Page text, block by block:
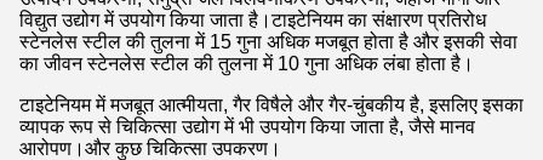
विद्युत उद्योग में उपयोग किया जाता है।टाइटेनियम का संक्षारण प्रतिरोध
स्टेनलेस स्टील की तुलना में 15 गुना अधिक मजबूत होता है और इसकी सेवा
का जीवन स्टेनलेस स्टील की तुलना में 10 गुना अधिक लंबा होता है।
टाइटेनियम में मजबूत आत्मीयता, गैर विषैले और गैर-चुंबकीय है, इसलिए इसका
व्यापक रूप से चिकित्सा उद्योग में भी उपयोग किया जाता है, जैसे मानव
आरोपण।और कुछ चिकित्सा उपकरण।